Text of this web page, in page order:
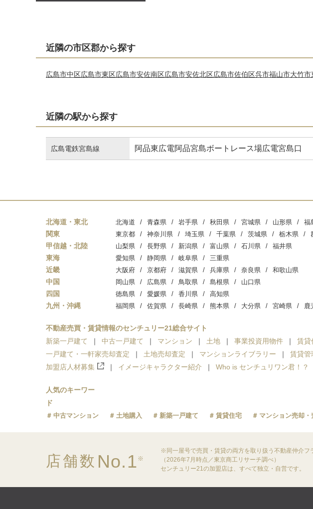
近隣の市区郡から探す
広島市中区広島市東区広島市安佐南区広島市安佐北区広島市佐伯区呉市福山市大竹市
近隣の駅から探す
広島電鉄宮島線 阿品東広電阿品宮島ボートレース場広電宮島口
北海道・東北 北海道 青森県 岩手県 秋田県 宮城県 山形県 福
関東 東京都 神奈川県 埼玉県 千葉県 茨城県 栃木県
甲信越・北陸 山梨県 長野県 新潟県 富山県 石川県 福井県
東海 愛知県 静岡県 岐阜県 三重県
近畿 大阪府 京都府 滋賀県 兵庫県 奈良県 和歌山県
中国 岡山県 広島県 鳥取県 島根県 山口県
四国 徳島県 愛媛県 香川県 高知県
九州・沖縄 福岡県 佐賀県 長崎県 熊本県 大分県 宮崎県 鹿
不動産売買・賃貸情報のセンチュリー21総合サイト
新築一戸建て
中古一戸建て マンション 土地 事業投資用物件 賃貸
一戸建て・一軒家売却査定
土地売却査定 マンションライブラリー 賃貸管
加盟店人材募集
イメージキャラクター紹介 Who is センチュリワン君！？
人気のキーワー
ド
中古マンション 土地購入 新築一戸建て 賃貸住宅 マンション売却・
店舗数 No.1 ※
※同一屋号で売買・賃貸の両方を取り扱う不動産仲介フ
（2026年7月時点／東京商工リサーチ調べ）
センチュリー21の加盟店は、すべて独立・自営です。